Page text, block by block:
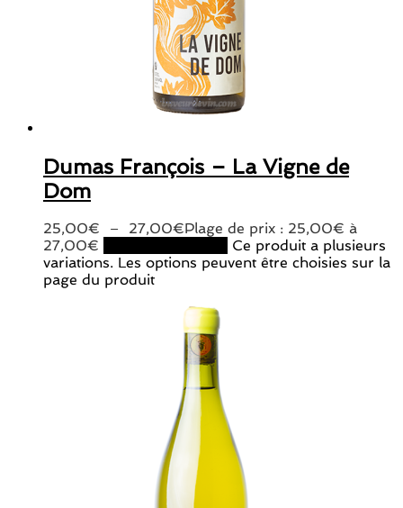
Dumas François – La Vigne de
Dom
25,00€ – 27,00€Plage de prix : 25,00€ à
27,00€
Ce produit a plusieurs
variations. Les options peuvent être choisies sur la
page du produit